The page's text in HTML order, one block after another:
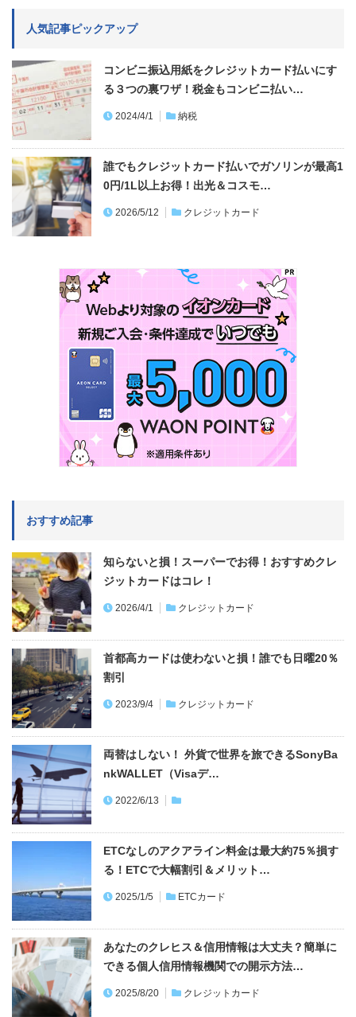
人気記事ピックアップ
コンビニ振込用紙をクレジットカード払いにす
る３つの裏ワザ！税金もコンビニ払い…
2024/4/1 納税
誰でもクレジットカード払いでガソリンが最高1
0円/1L以上お得！出光＆コスモ…
2026/5/12 クレジットカード
おすすめ記事
知らないと損！スーパーでお得！おすすめクレ
ジットカードはコレ！
2026/4/1 クレジットカード
首都高カードは使わないと損！誰でも日曜20％
割引
2023/9/4 クレジットカード
両替はしない！ 外貨で世界を旅できるSonyBa
nkWALLET（Visaデ…
2022/6/13
ETCなしのアクアライン料金は最大約75％損す
る！ETCで大幅割引＆メリット…
2025/1/5 ETCカード
あなたのクレヒス＆信用情報は大丈夫？簡単に
できる個人信用情報機関での開示方法…
2025/8/20 クレジットカード